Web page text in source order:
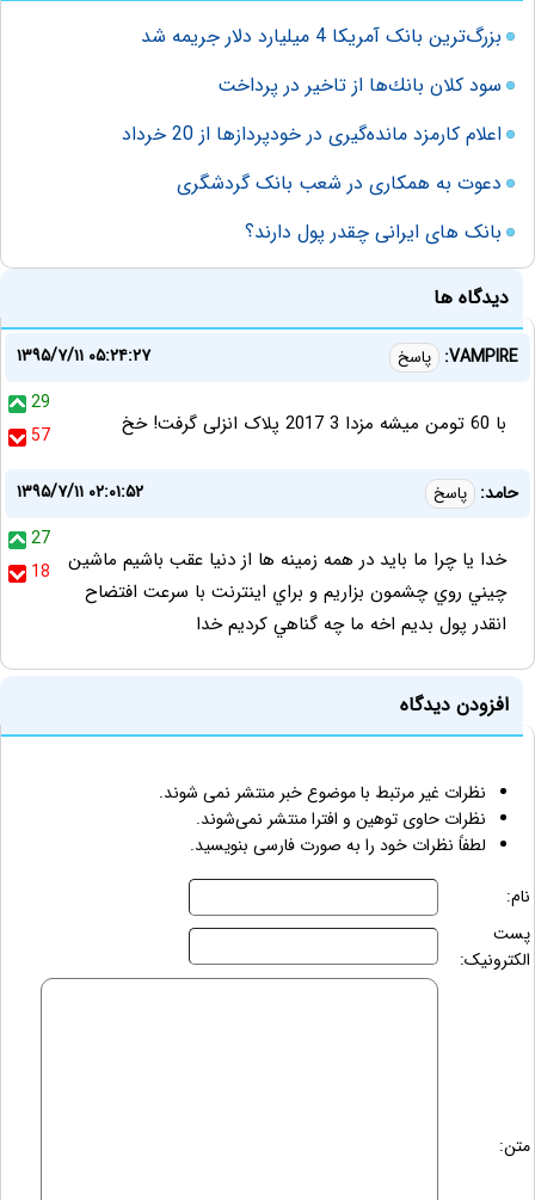
بزرگ‌ترین بانک آمریکا 4 میلیارد دلار جریمه شد
سود كلان بانك‌ها از تاخير در پرداخت
اعلام کارمزد مانده‌گیری در خودپردازها از 20 خرداد
دعوت به همکاری در شعب بانک گردشگری
بانک های ایرانی چقدر پول دارند؟
دیدگاه ها
VAMPIRE: پاسخ
۱۳۹۵/۷/۱۱ ۰۵:۲۴:۲۷
29
57
با 60 تومن میشه مزدا 3 2017 پلاک انزلی گرفت! خخ
حامد: پاسخ
۱۳۹۵/۷/۱۱ ۰۲:۰۱:۵۲
27
18
خدا يا چرا ما بايد در همه زمينه ها از دنيا عقب باشيم ماشين
چيني روي چشمون بزاريم و براي اينترنت با سرعت افتضاح
انقدر پول بديم اخه ما چه گناهي كرديم خدا
افزودن دیدگاه
نظرات غیر مرتبط با موضوع خبر منتشر نمی شوند.
نظرات حاوی توهین و افترا منتشر نمی‌شوند.
لطفاً نظرات خود را به صورت فارسی بنویسید.
نام:
پست
الکترونیک:
متن: